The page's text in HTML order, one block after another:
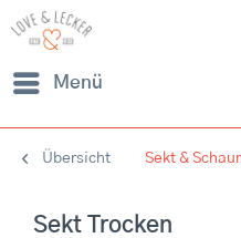
Menü
Übersicht Sekt &
Sekt Trocken